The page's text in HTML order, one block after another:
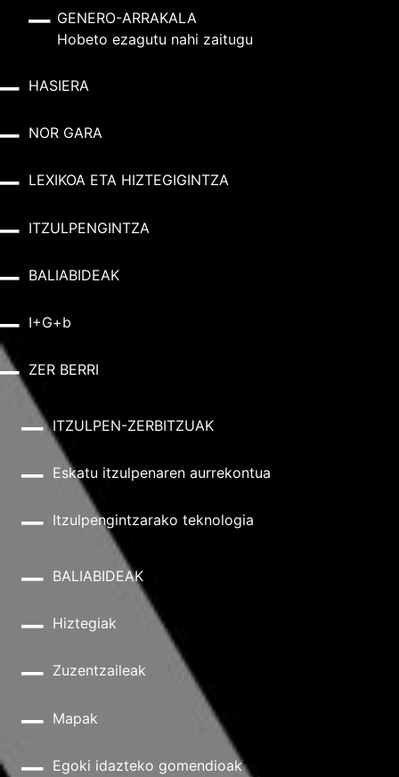
GENERO-ARRAKALA
Hobeto ezagutu nahi zaitugu
HASIERA
NOR GARA
LEXIKOA ETA HIZTEGIGINTZA
ITZULPENGINTZA
BALIABIDEAK
I+G+b
ZER BERRI
ITZULPEN-ZERBITZUAK
Eskatu itzulpenaren aurrekontua
Itzulpengintzarako teknologia
BALIABIDEAK
Hiztegiak
Zuzentzaileak
Mapak
Egoki idazteko gomendioak